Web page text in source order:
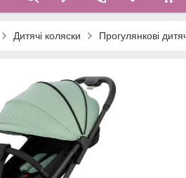
Дитячі коляски Прогулянкові